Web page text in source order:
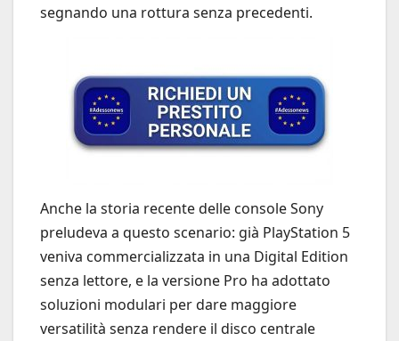
segnando una rottura senza precedenti.
Anche la storia recente delle console Sony
preludeva a questo scenario: già PlayStation 5
veniva commercializzata in una Digital Edition
senza lettore, e la versione Pro ha adottato
soluzioni modulari per dare maggiore
versatilità senza rendere il disco centrale